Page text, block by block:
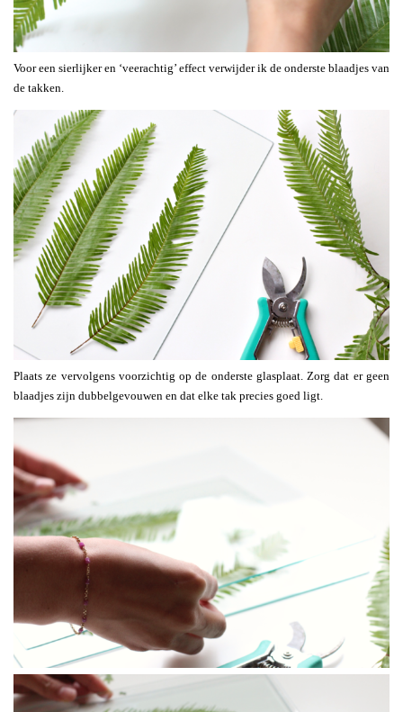
Voor een sierlijker en ‘veerachtig’ effect verwijder ik de onderste blaadjes van
de takken.
Plaats ze vervolgens voorzichtig op de onderste glasplaat. Zorg dat er geen
blaadjes zijn dubbelgevouwen en dat elke tak precies goed ligt.